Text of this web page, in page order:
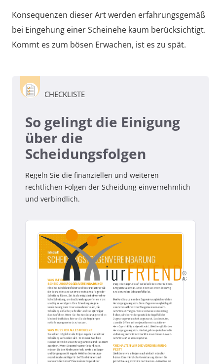
Konsequenzen dieser Art werden erfahrungsgemäß
bei Eingehung einer Scheinehe kaum berücksichtigt.
Kommt es zum bösen Erwachen, ist es zu spät.
CHECKLISTE
So gelingt die Einigung
über die
Scheidungsfolgen
Regeln Sie die finanziellen und weiteren
rechtlichen Folgen der Scheidung einvernehmlich
und verbindlich.